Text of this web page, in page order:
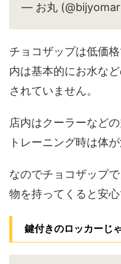
— お丸
チョコザップは低価
内は基本的にお水な
されていません。
店内はクーラーなど
トレーニング時は体
なのでチョコザップ
物を持ってくると安心
鍵付きのロッカーじ